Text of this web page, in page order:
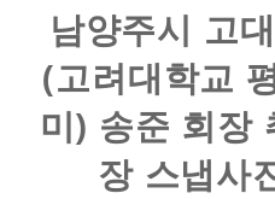
남양주시 고
(고려대학교
미) 송준 회장
장 스냅사